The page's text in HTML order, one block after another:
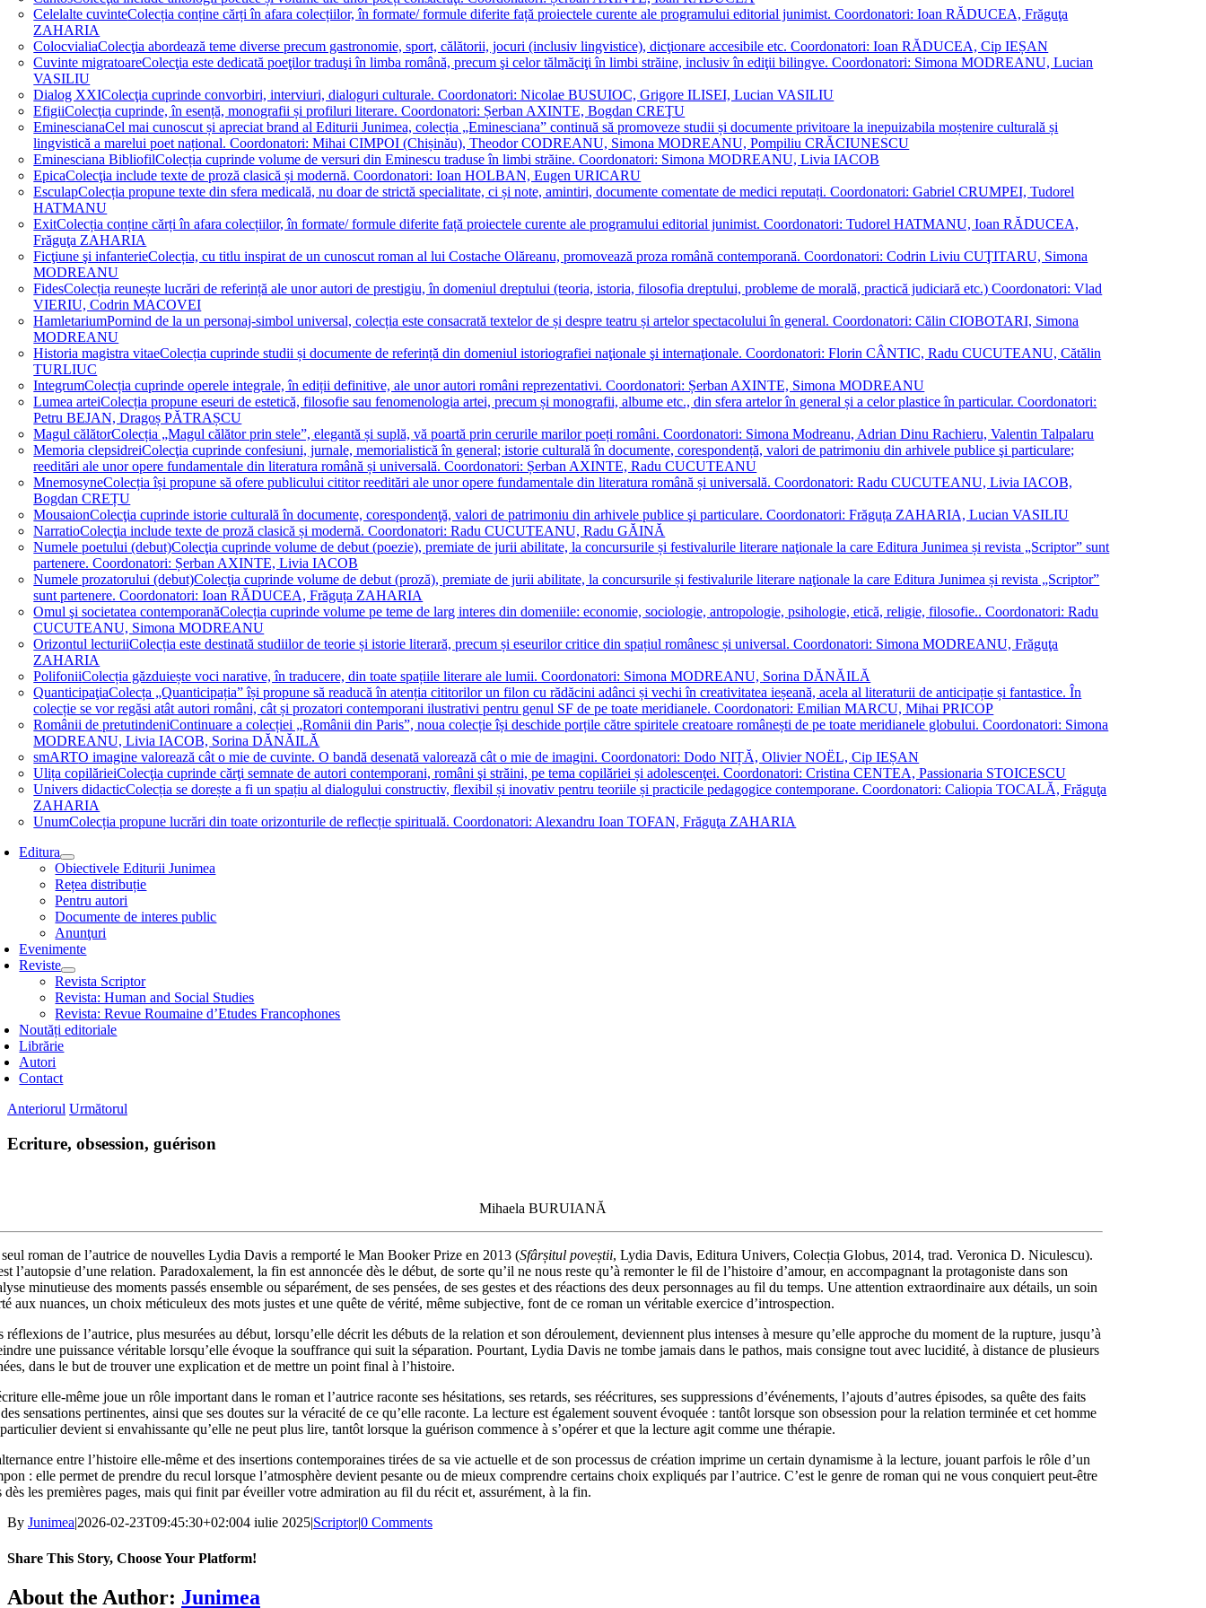
Celelalte cuvinteColecția conține cărți în afara colecțiilor, în formate/ formule diferite față proiectele curente ale programului editorial junimist. Coordonatori: Ioan RĂDUCEA, Frăguţa
ZAHARIA
ColocvialiaColecţia abordează teme diverse precum gastronomie, sport, călătorii, jocuri (inclusiv lingvistice), dicţionare accesibile etc. Coordonatori: Ioan RĂDUCEA, Cip IEȘAN
Cuvinte migratoareColecţia este dedicată poeţilor traduşi în limba română, precum şi celor tălmăciţi în limbi străine, inclusiv în ediţii bilingve. Coordonatori: Simona MODREANU, Lucian
VASILIU
Dialog XXIColecţia cuprinde convorbiri, interviuri, dialoguri culturale. Coordonatori: Nicolae BUSUIOC, Grigore ILISEI, Lucian VASILIU
EfigiiColecţia cuprinde, în esență, monografii și profiluri literare. Coordonatori: Șerban AXINTE, Bogdan CREŢU
EminescianaCel mai cunoscut și apreciat brand al Editurii Junimea, colecția „Eminesciana” continuă să promoveze studii și documente privitoare la inepuizabila moștenire culturală și
lingvistică a marelui poet național. Coordonatori: Mihai CIMPOI (Chișinău), Theodor CODREANU, Simona MODREANU, Pompiliu CRĂCIUNESCU
Eminesciana BibliofilColecția cuprinde volume de versuri din Eminescu traduse în limbi străine. Coordonatori: Simona MODREANU, Livia IACOB
EpicaColecţia include texte de proză clasică și modernă. Coordonatori: Ioan HOLBAN, Eugen URICARU
EsculapColecția propune texte din sfera medicală, nu doar de strictă specialitate, ci și note, amintiri, documente comentate de medici reputați. Coordonatori: Gabriel CRUMPEI, Tudorel
HATMANU
ExitColecția conține cărți în afara colecțiilor, în formate/ formule diferite față proiectele curente ale programului editorial junimist. Coordonatori: Tudorel HATMANU, Ioan RĂDUCEA,
Frăguţa ZAHARIA
Ficţiune şi infanterieColecția, cu titlu inspirat de un cunoscut roman al lui Costache Olăreanu, promovează proza română contemporană. Coordonatori: Codrin Liviu CUŢITARU, Simona
MODREANU
FidesColecția reunește lucrări de referință ale unor autori de prestigiu, în domeniul dreptului (teoria, istoria, filosofia dreptului, probleme de morală, practică judiciară etc.) Coordonatori: Vlad
VIERIU, Codrin MACOVEI
HamletariumPornind de la un personaj-simbol universal, colecția este consacrată textelor de și despre teatru și artelor spectacolului în general. Coordonatori: Călin CIOBOTARI, Simona
MODREANU
Historia magistra vitaeColecția cuprinde studii și documente de referință din domeniul istoriografiei naţionale şi internaţionale. Coordonatori: Florin CÂNTIC, Radu CUCUTEANU, Cătălin
TURLIUC
IntegrumColecția cuprinde operele integrale, în ediții definitive, ale unor autori români reprezentativi. Coordonatori: Șerban AXINTE, Simona MODREANU
Lumea arteiColecția propune eseuri de estetică, filosofie sau fenomenologia artei, precum și monografii, albume etc., din sfera artelor în general și a celor plastice în particular. Coordonatori:
Petru BEJAN, Dragoș PĂTRAȘCU
Magul călătorColecția „Magul călător prin stele”, elegantă și suplă, vă poartă prin cerurile marilor poeți români. Coordonatori: Simona Modreanu, Adrian Dinu Rachieru, Valentin Talpalaru
Memoria clepsidreiColecţia cuprinde confesiuni, jurnale, memorialistică în general; istorie culturală în documente, corespondență, valori de patrimoniu din arhivele publice şi particulare;
reeditări ale unor opere fundamentale din literatura română și universală. Coordonatori: Șerban AXINTE, Radu CUCUTEANU
MnemosyneColecția își propune să ofere publicului cititor reeditări ale unor opere fundamentale din literatura română și universală. Coordonatori: Radu CUCUTEANU, Livia IACOB,
Bogdan CREȚU
MousaionColecţia cuprinde istorie culturală în documente, corespondenţă, valori de patrimoniu din arhivele publice şi particulare. Coordonatori: Frăguța ZAHARIA, Lucian VASILIU
NarratioColecţia include texte de proză clasică și modernă. Coordonatori: Radu CUCUTEANU, Radu GĂINĂ
Numele poetului (debut)Colecţia cuprinde volume de debut (poezie), premiate de jurii abilitate, la concursurile și festivalurile literare naţionale la care Editura Junimea și revista „Scriptor” sunt
partenere. Coordonatori: Șerban AXINTE, Livia IACOB
Numele prozatorului (debut)Colecţia cuprinde volume de debut (proză), premiate de jurii abilitate, la concursurile și festivalurile literare naţionale la care Editura Junimea și revista „Scriptor”
sunt partenere. Coordonatori: Ioan RĂDUCEA, Frăguța ZAHARIA
Omul şi societatea contemporanăColecția cuprinde volume pe teme de larg interes din domeniile: economie, sociologie, antropologie, psihologie, etică, religie, filosofie.. Coordonatori: Radu
CUCUTEANU, Simona MODREANU
Orizontul lecturiiColecția este destinată studiilor de teorie și istorie literară, precum și eseurilor critice din spațiul românesc și universal. Coordonatori: Simona MODREANU, Frăguţa
ZAHARIA
PolifoniiColecția găzduiește voci narative, în traducere, din toate spațiile literare ale lumii. Coordonatori: Simona MODREANU, Sorina DĂNĂILĂ
QuanticipaţiaColecța „Quanticipația” își propune să readucă în atenția cititorilor un filon cu rădăcini adânci și vechi în creativitatea ieșeană, acela al literaturii de anticipație și fantastice. În
colecție se vor regăsi atât autori români, cât și prozatori contemporani ilustrativi pentru genul SF de pe toate meridianele. Coordonatori: Emilian MARCU, Mihai PRICOP
Românii de pretutindeniContinuare a colecției „Românii din Paris”, noua colecție își deschide porțile către spiritele creatoare românești de pe toate meridianele globului. Coordonatori: Simona
MODREANU, Livia IACOB, Sorina DĂNĂILĂ
smARTO imagine valorează cât o mie de cuvinte. O bandă desenată valorează cât o mie de imagini. Coordonatori: Dodo NIȚĂ, Olivier NOËL, Cip IEȘAN
Ulița copilărieiColecţia cuprinde cărţi semnate de autori contemporani, români şi străini, pe tema copilăriei și adolescenţei. Coordonatori: Cristina CENTEA, Passionaria STOICESCU
Univers didacticColecția se dorește a fi un spațiu al dialogului constructiv, flexibil și inovativ pentru teoriile și practicile pedagogice contemporane. Coordonatori: Caliopia TOCALĂ, Frăguţa
ZAHARIA
UnumColecția propune lucrări din toate orizonturile de reflecție spirituală. Coordonatori: Alexandru Ioan TOFAN, Frăguţa ZAHARIA
Editura
Obiectivele Editurii Junimea
Rețea distribuție
Pentru autori
Documente de interes public
Anunţuri
Evenimente
Reviste
Revista Scriptor
Revista: Human and Social Studies
Revista: Revue Roumaine d’Etudes Francophones
Noutăți editoriale
Librărie
Autori
Contact
Anteriorul Următorul
Ecriture, obsession, guérison
Mihaela BURUIANĂ
roman de l’autrice de nou­velles Lydia Davis a remporté le Man Booker Prize en 2013 (Sfârșitul po­veș­tii, Lydia Davis, Editura Univers, Co­lec­ția Globus, 2014, trad. Veronica D. Niculescu).
l’autopsie d’une rela­tion. Paradoxalement, la fin est annon­cée dès le début, de sorte qu’il ne nous reste qu’à remonter le fil de l’histoire d’amour, en accompagnant la prota­go­niste dans son
mi­nu­tieuse des moments passés ensem­ble ou séparé­ment, de ses pensées, de ses gestes et des réactions des deux per­sonnages au fil du temps. Une attention extraordinaire aux détails, un soin
aux nuances, un choix méticuleux des mots justes et une quête de vérité, même subjective, font de ce roman un véritable exercice d’introspection.
réflexions de l’autrice, plus mesurées au début, lorsqu’elle décrit les débuts de la relation et son dé­roule­ment, deviennent plus intenses à me­sure qu’elle approche du moment de la rupture, jusqu’à
une puis­sance véritable lorsqu’elle évoque la souffrance qui suit la séparation. Pour­tant, Lydia Davis ne tombe ja­mais dans le pathos, mais consigne tout avec luci­dité, à distance de plu­sieurs
dans le but de trouver une explication et de mettre un point final à l’histoire.
elle-même joue un rôle important dans le roman et l’autrice ra­conte ses hésitations, ses retards, ses ré­écri­tures, ses suppressions d’évé­ne­ments, l’ajouts d’autres épisodes, sa quête des faits
sensations per­ti­nentes, ainsi que ses doutes sur la vé­ra­cité de ce qu’elle raconte. La lecture est également souvent évoquée : tan­tôt lorsque son obsession pour la rela­tion terminée et cet homme
devient si envahissante qu’elle ne peut plus lire, tantôt lorsque la guérison commence à s’opérer et que la lecture agit comme une thérapie.
entre l’histoire elle-même et des insertions contem­po­raines tirées de sa vie actuelle et de son pro­cessus de création imprime un cer­tain dynamisme à la lecture, jouant par­fois le rôle d’un
: elle per­met de pren­dre du recul lorsque l’at­mo­sphère devient pesante ou de mieux com­prendre certains choix ex­pliqués par l’autrice. C’est le genre de roman qui ne vous conquiert peut-être
dès les pre­mières pages, mais qui finit par éveiller votre admiration au fil du récit et, assurément, à la fin.
By Junimea|2026-02-23T09:45:30+02:004 iulie 2025|Scriptor|0 Comments
Share This Story, Choose Your Platform!
Facebook
X
Bluesky
Reddit
LinkedIn
WhatsApp
Telegram
Tumblr
Xing
Email
Copy
About the Author: Junimea